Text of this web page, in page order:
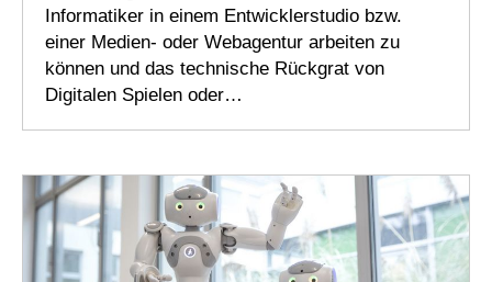
Informatiker in einem Entwicklerstudio bzw.
einer Medien- oder Webagentur arbeiten zu
können und das technische Rückgrat von
Digitalen Spielen oder…